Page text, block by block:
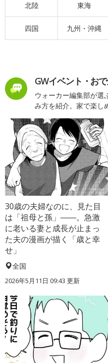
北陸 東海
四国 九州・沖縄
GWイベント・お
ウォーカー編集部が選
み方を紹介。家で楽し
30歳の夫婦なのに、見た目
は「祖母と孫」――。急激
に老いる妻と成長が止まっ
た夫の漫画が描く「歳と幸
せ」
全国
2026年5月11日 09:43 更新